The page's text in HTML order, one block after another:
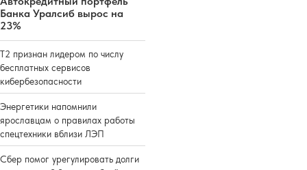
Банка Уралсиб вырос на
23%
Т2 признан лидером по числу
бесплатных сервисов
кибербезопасности
Энергетики напомнили
ярославцам о правилах работы
спецтехники вблизи ЛЭП
Сбер помог урегулировать долги